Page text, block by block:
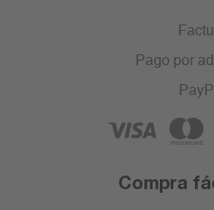
Pago por
Compra